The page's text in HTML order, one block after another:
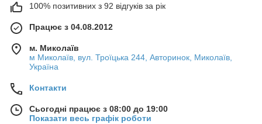
100% позитивних з 92 відгуків за рік
Працює з 04.08.2012
м. Миколаїв
м Миколаїв, вул. Троїцька 244, Авторинок, Миколаїв,
Україна
Контакти
Сьогодні працює з 08:00 до 19:00
Показати весь графік роботи